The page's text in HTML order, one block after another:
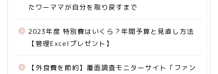
たワーママが自分を取り戻すまで
2023年度 特別費はいくら？年間予算と見直し方法
【管理Excelプレゼント】
【外食費を節約】覆面調査モニターサイト「ファン